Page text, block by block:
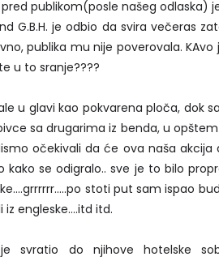
publikom(posle našeg odlaska)
G.B.H. je odbio da svira večeras
publika mu nije poverovala.
u to sranje????
u glavi kao pokvarena ploča, dok
sa drugarima iz benda, u
očekivali da će ova naša
kako se odigralo.. sve je to bilo
stoti put sam ispao
engleske....itd itd.
svratio do njihove hotelske